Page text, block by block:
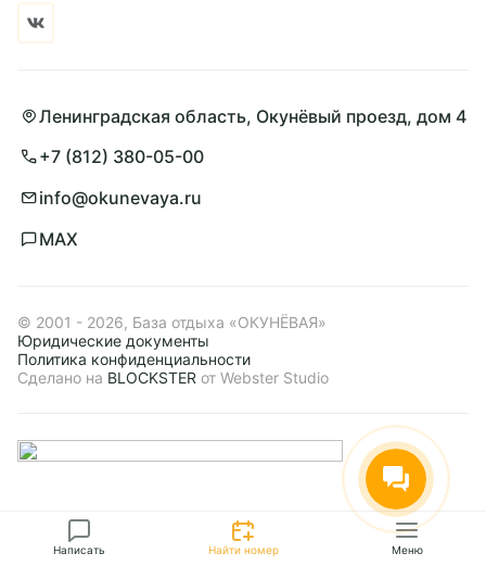
Написать Найти номер Меню
Применить
Ленинградская область, Окунёвый проезд, дом 4
+7 (812) 380-05-00
info@okunevaya.ru
MAX
© 2001 - 2026, База отдыха «ОКУНЁВАЯ»
Юридические документы
Политика конфиденциальности
Сделано на BLOCKSTER от Webster Studio
Отказаться
Политика конфиденциальности